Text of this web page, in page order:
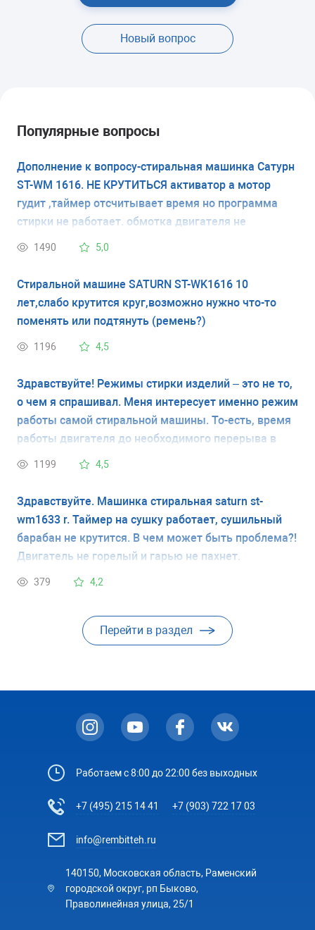
Новый вопрос
Популярные вопросы
Дополнение к вопросу-стиральная машинка Сатурн
ST-WM 1616. НЕ КРУТИТЬСЯ активатор а мотор
гудит ,таймер отсчитывает время но программа
стирки не работает. обмотка двигателя не
повреждена, запаха горелой изоляции двигателя и
не трогал..Может причина в контактах соединения?
1490 5,0
Стиральной машине SATURN ST-WK1616 10
лет,слабо крутится круг,возможно нужно что-то
поменять или подтянуть (ремень?)
1196 4,5
Здравствуйте! Режимы стирки изделий – это не то,
о чем я спрашивал. Меня интересует именно режим
работы самой стиральной машины. То-есть, время
работы двигателя до необходимого перерыва в
работе, для недопущения выхода оборудования из
кратковременный» режим работы изделия,
который указывается в инструкциям к
электроприборам. Но, даже на официальном сайте
изготовителя этот параметр, к большому
информацию я и надеюсь получить.
1199 4,5
Здравствуйте. Машинка стиральная saturn st-
wm1633 r. Таймер на сушку работает, сушильный
барабан не крутится. В чем может быть проблема?!
Двигатель не горелый и гарью не пахнет.
379 4,2
Перейти в раздел
Работаем с 8:00 до 22:00 без выходных
+7 (495) 215 14 41 +7 (903) 722 17 03
info@rembitteh.ru
140150, Московская область, Раменский
городской округ, рп Быково,
Праволинейная улица, 25/1